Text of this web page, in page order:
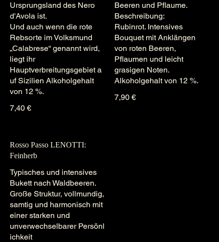
Ursprungsland des Nero
d'Avola ist.
Und auch wenn die rote
Rebsorte im Volksmund
„Calabrese“ genannt wird,
liegt ihr
Hauptverbreitungsgebiet a
uf Sizilien Alkoholgehalt
von 12 %.
7,40 €
Beeren und Pflaume.
Beschreibung:
Rubinrot. Intensives
Bouquet mit Anklängen
von roten Beeren,
Pflaumen und leicht
grasigen Noten.
7,90 €
Rosso Passo LENOTTI:
Feinherb
Typisches und intensives
Bukett nach Waldbeeren.
Große Struktur, vollmundig,
samtig und harmonisch mit
einer starken und
unverwechselbarer Persönl
ichkeit